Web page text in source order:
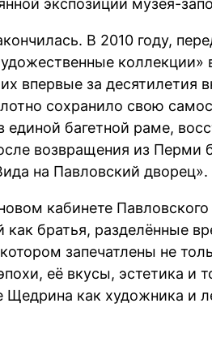
В 2010 году,
впервые за десятилетия
сохранило свою
багетной раме,
возвращения из Перми
на Павловский дворец».
кабинете
как братья, разделённые
запечатлены не
её вкусы, эстетика и
Щедрина как художника и